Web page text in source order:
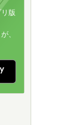
版
、